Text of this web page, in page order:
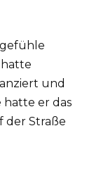
hatte
und
er das
der Straße